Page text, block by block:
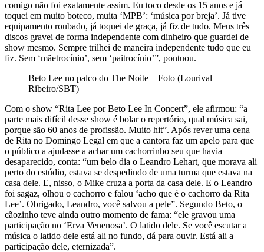
comigo não foi exatamente assim. Eu toco desde os 15 anos e já
toquei em muito boteco, muita ‘MPB’: ‘música por breja’. Já tive
equipamento roubado, já toquei de graça, já fiz de tudo. Meus três
discos gravei de forma independente com dinheiro que guardei de
show mesmo. Sempre trilhei de maneira independente tudo que eu
fiz. Sem ‘mãetrocínio’, sem ‘paitrocínio’”, pontuou.
Beto Lee no palco do The Noite – Foto (Lourival
Ribeiro/SBT)
Com o show “Rita Lee por Beto Lee In Concert”, ele afirmou: “a
parte mais difícil desse show é bolar o repertório, qual música sai,
porque são 60 anos de profissão. Muito hit”. Após rever uma cena
de Rita no Domingo Legal em que a cantora faz um apelo para que
o público a ajudasse a achar um cachorrinho seu que havia
desaparecido, conta: “um belo dia o Leandro Lehart, que morava ali
perto do estúdio, estava se despedindo de uma turma que estava na
casa dele. E, nisso, o Mike cruza a porta da casa dele. E o Leandro
foi sagaz, olhou o cachorro e falou ‘acho que é o cachorro da Rita
Lee’. Obrigado, Leandro, você salvou a pele”. Segundo Beto, o
cãozinho teve ainda outro momento de fama: “ele gravou uma
participação no ‘Erva Venenosa’. O latido dele. Se você escutar a
música o latido dele está ali no fundo, dá para ouvir. Está ali a
participação dele, eternizada”.